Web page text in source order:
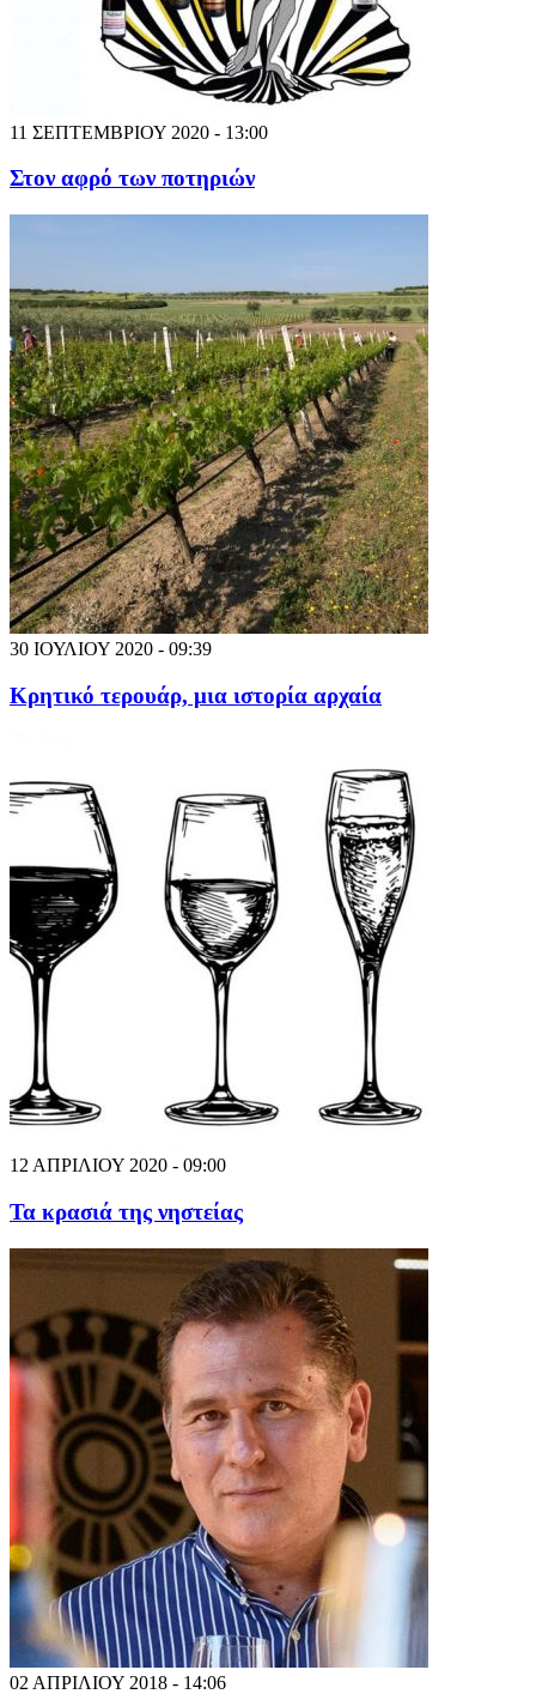
11 ΣΕΠΤΕΜΒΡΙΟΥ 2020 - 13:00
Στον αφρό των ποτηριών
30 ΙΟΥΛΙΟΥ 2020 - 09:39
Κρητικό τερουάρ, μια ιστορία αρχαία
12 ΑΠΡΙΛΙΟΥ 2020 - 09:00
Τα κρασιά της νηστείας
02 ΑΠΡΙΛΙΟΥ 2018 - 14:06